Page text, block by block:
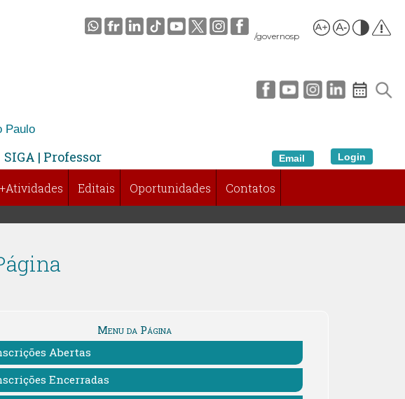
/governosp
Email
Paulo
SIGA | Professor
+Atividades Editais Oportunidades Contatos
Login
Menu da Página
Abertas
Encerradas